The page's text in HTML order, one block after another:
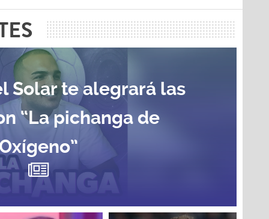
Solar te alegrará las
“La pichanga de